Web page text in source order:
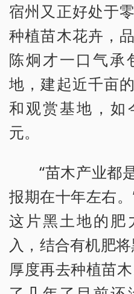
宿州又正好处于
种植苗木花卉，
陈炯才一口气承
地，建起近千亩
和观赏基地，如
元。
“苗木产业都
报期在十年左右
这片黑土地的肥
入，结合有机肥
厚度再去种植苗